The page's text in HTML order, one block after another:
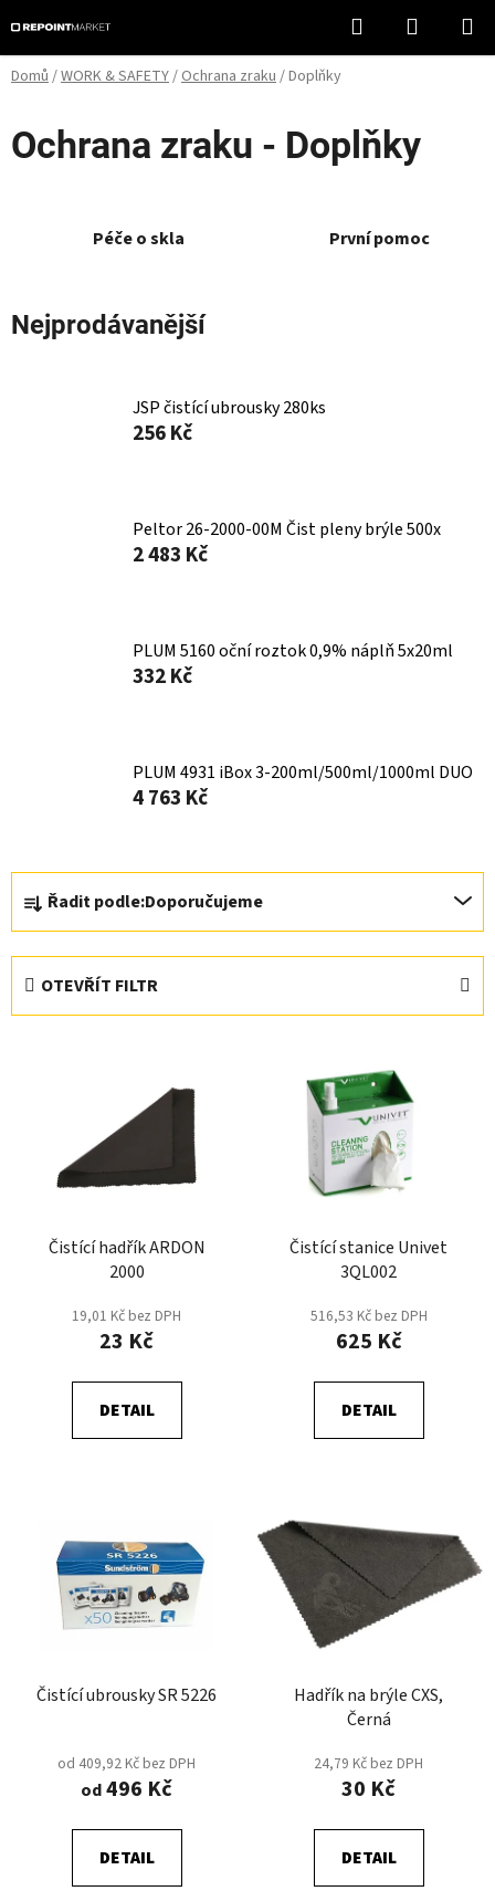
na
obsah
Hledat
KOŠÍK
Domů/WORK & SAFETY/Ochrana zraku/Doplňky
Ochrana zraku - Doplňky
Péče o skla První pomoc
Nejprodávanější
JSP čistící ubrousky 280ks
256 Kč
Peltor 26-2000-00M Čist pleny brýle 500x
2 483 Kč
PLUM 5160 oční roztok 0,9% náplň 5x20ml
332 Kč
PLUM 4931 iBox 3-200ml/500ml/1000ml DUO
4 763 Kč
z
Řadit podle:Doporučujeme
OTEVŘÍT FILTR
Čistící hadřík ARDON
2000
19,01 Kč bez DPH
23 Kč
DETAIL
Čistící stanice Univet
3QL002
516,53 Kč bez DPH
625 Kč
DETAIL
Čistící ubrousky SR 5226
od 409,92 Kč bez DPH
od496 Kč
DETAIL
Hadřík na brýle CXS,
Černá
24,79 Kč bez DPH
30 Kč
DETAIL